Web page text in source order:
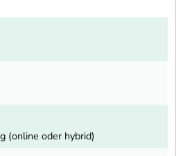
(online oder hybrid)